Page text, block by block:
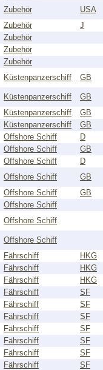
Zubehör USA
Zubehör J
Zubehör
Zubehör
Zubehör
Küstenpanzerschiff GB
Küstenpanzerschiff GB
Küstenpanzerschiff GB
Küstenpanzerschiff GB
Offshore Schiff D
Offshore Schiff GB
Offshore Schiff D
Offshore Schiff GB
Offshore Schiff GB
Offshore Schiff
Offshore Schiff
Offshore Schiff
Fährschiff HKG
Fährschiff HKG
Fährschiff HKG
Fährschiff SF
Fährschiff SF
Fährschiff SF
Fährschiff SF
Fährschiff SF
Fährschiff SF
Fährschiff SF